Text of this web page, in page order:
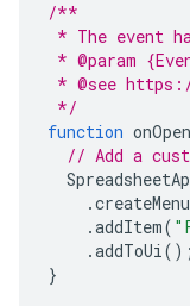
/**
* The event
* @param
* @see
*/
function onOpen
// Add a
.createMenu
.addItem(
.addToUi();
}